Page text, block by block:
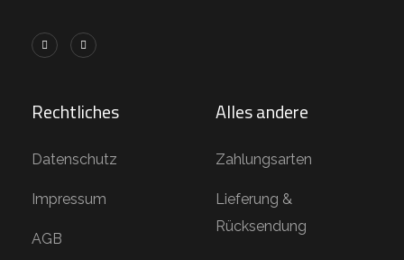
Rechtliches
Datenschutz
Impressum
AGB
Alles andere
Zahlungsarten
Lieferung &
Rücksendung